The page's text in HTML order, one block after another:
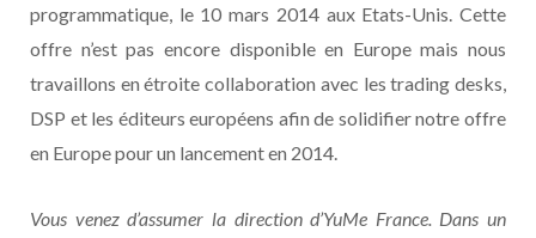
programmatique, le 10 mars 2014 aux Etats-Unis. Cette
offre n’est pas encore disponible en Europe mais nous
travaillons en étroite collaboration avec les trading desks,
DSP et les éditeurs européens afin de solidifier notre offre
en Europe pour un lancement en 2014.
Vous venez d’assumer la direction d’YuMe France. Dans un